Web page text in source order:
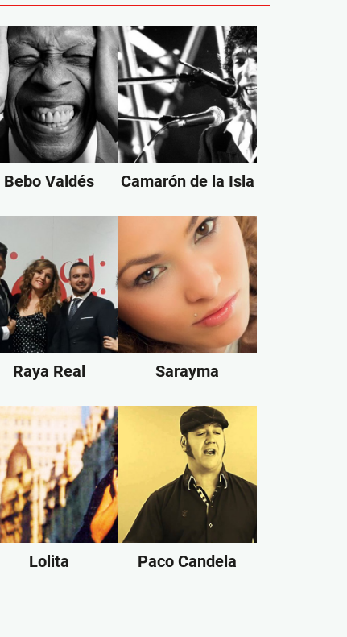
Bebo Valdés Camarón de la Isla
Raya Real Sarayma
Lolita Paco Candela